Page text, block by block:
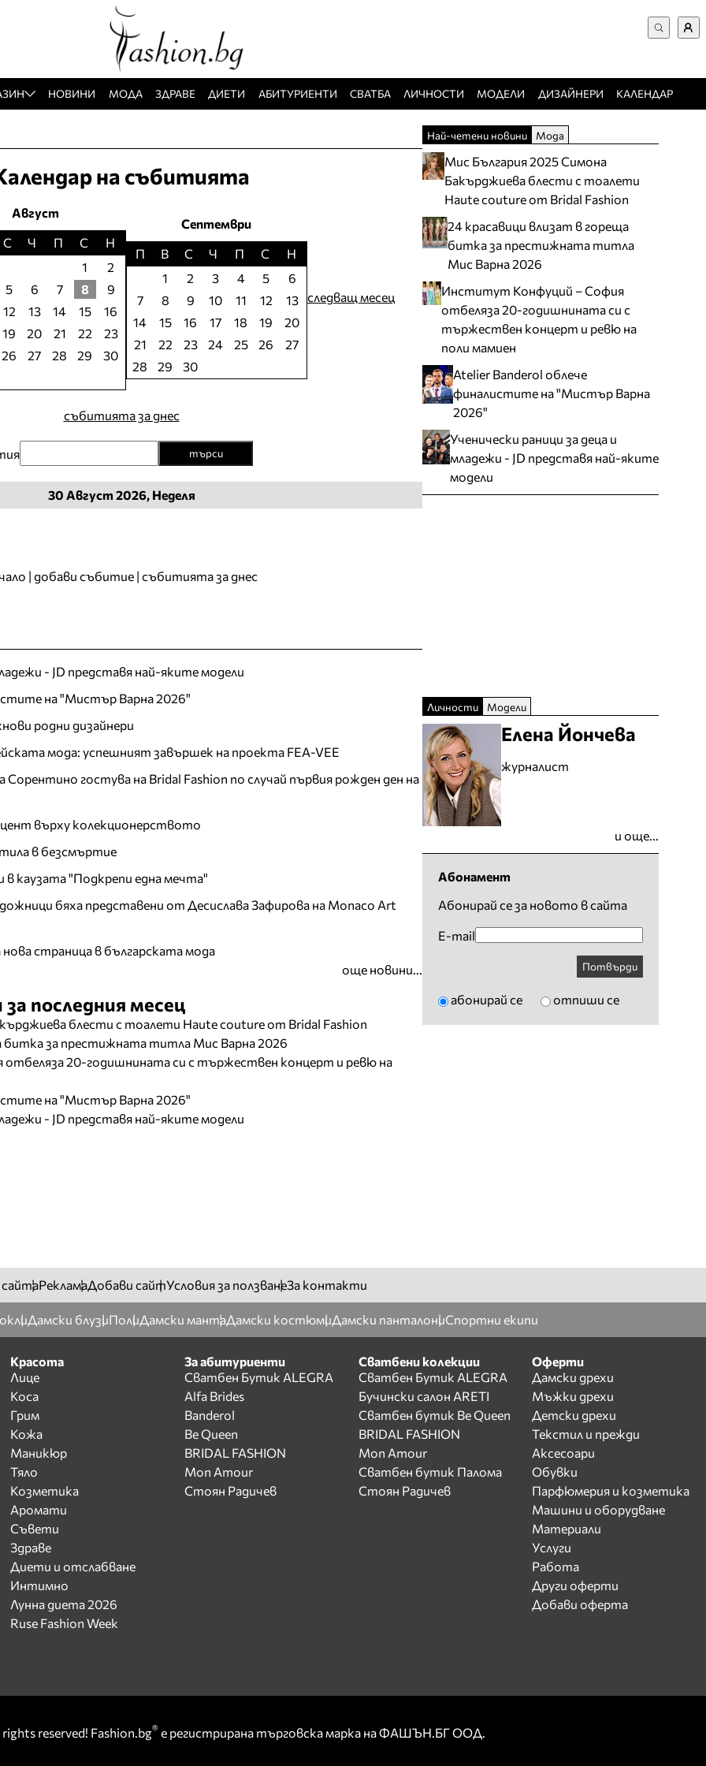
Забравена парола
Регистрация
Добавяне на фирма
Защо да се регистрирам
НОВИНИ МОДА ЗДРАВЕ ДИЕТИ АБИТУРИЕНТИ СВАТБА ЛИЧНОСТИ МОДЕЛИ ДИЗАЙНЕРИ КАЛЕНДАР
на събитията
Август
С Ч П С
Н
1
2
5 6 7 8
9
12 13 14 15
16
19 20 21 22
23
26 27 28 29
30
Септември
П
В С Ч П С
Н
1
2 3 4 5
6
7
8 9 10 11 12
13
14
15 16 17 18 19
20
21
22 23 24 25 26
27
28
29 30
следващ месец
събитията за днес
търси
30 Август 2026, Неделя
| добави събитие | събитията за днес
- JD представя най-яките модели
на "Мистър Варна 2026"
родни дизайнери
мода: успешният завършек на проекта FEA-VEE
гостува на Bridal Fashion по случай първия рожден ден на
върху колекционерството
в безсмъртие
в каузата "Подкрепи една мечта"
бяха представени от Десислава Зафирова на Monaco Art
страница в българската мода
още новини...
последния месец
блести с тоалети Haute couture от Bridal Fashion
битка за престижната титла Мис Варна 2026
20-годишнината си с тържествен концерт и ревю на
на "Мистър Варна 2026"
- JD представя най-яките модели
Най-четени новини Мода
Мис България 2025 Симона
Бакърджиева блести с тоалети
Haute couture от Bridal Fashion
24 красавици влизат в гореща
битка за престижната титла
Мис Варна 2026
Институт Конфуций – София
отбеляза 20-годишнината си с
тържествен концерт и ревю на
поли мамиен
Atelier Banderol облече
финалистите на "Мистър Варна
2026"
Ученически раници за деца и
младежи - JD представя най-яките
модели
Личности Модели
Елена Йончева
журналист
и още...
Абонамент
Абонирай се за новото в сайта
E-mail
Потвърди
абонирай се отпиши се
сайтаРекламаДобави сайтУсловия за ползванеЗа контакти
Дамски блузиПолиДамски мантаДамски костюмиДамски панталониСпортни екипи
Красота
Лице
Коса
Грим
Кожа
Маникюр
Тяло
Козметика
Аромати
Съвети
Здраве
Диети и отслабване
Интимно
Лунна диета 2026
Ruse Fashion Week
За абитуриенти
Сватбен Бутик ALEGRA
Alfa Brides
Banderol
Be Queen
BRIDAL FASHION
Mon Amour
Стоян Радичев
Сватбени колекции
Сватбен Бутик ALEGRA
Бучински салон ARETI
Сватбен бутик Be Queen
BRIDAL FASHION
Mon Amour
Сватбен бутик Палома
Стоян Радичев
Оферти
Дамски дрехи
Мъжки дрехи
Детски дрехи
Текстил и прежди
Аксесоари
Обувки
Парфюмерия и козметика
Машини и оборудване
Материали
Услуги
Работа
Други оферти
Добави оферта
reserved! Fashion.bg® е регистрирана търговска марка на ФАШЪН.БГ ООД.